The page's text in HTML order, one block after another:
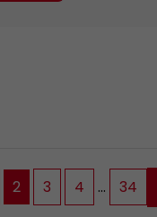
2 3 4 … 34